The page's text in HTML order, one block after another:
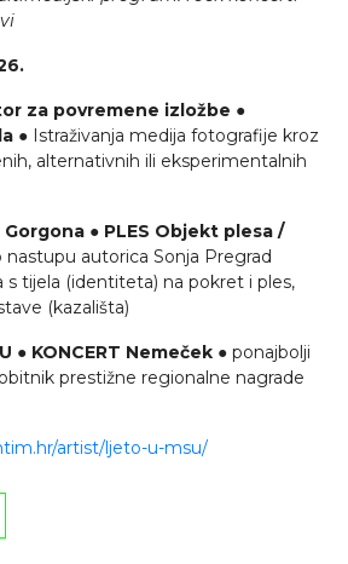
za povremene izložbe ●
● Istraživanja medija fotografije kroz
alternativnih ili eksperimentalnih
● PLES Objekt plesa /
nastupu autorica Sonja Pregrad
s tijela (identiteta) na pokret i ples,
(kazališta)
● KONCERT Nemeček ● ponajbolji
prestižne regionalne nagrade
artist/ljeto-u-msu/